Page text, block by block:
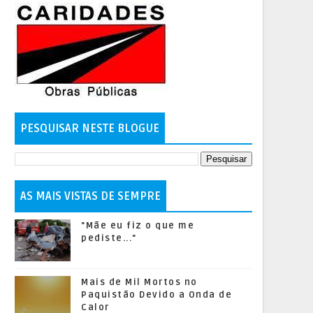
PESQUISAR NESTE BLOGUE
AS MAIS VISTAS DE SEMPRE
"Mãe eu fiz o que me
pediste..."
Mais de Mil Mortos no
Paquistão Devido a Onda de
Calor